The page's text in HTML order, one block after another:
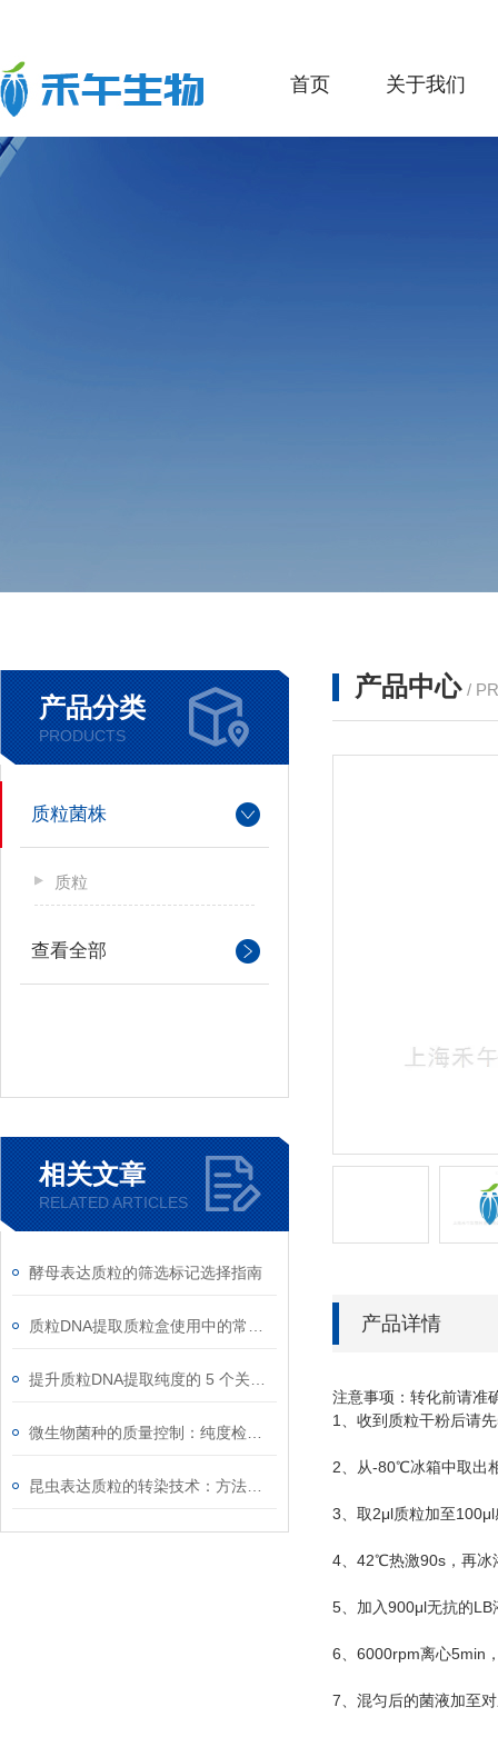
首页 关于我们
产品分类
PRODUCTS
质粒菌株
质粒
查看全部
相关文章
RELATED ARTICLES
酵母表达质粒的筛选标记选择指南
产品中心 /
产品详情
注意事项：转化前请准
1 、收到质粒干粉后请先
2、从-80℃冰箱中取出
3、取 2μl质粒加至 100μl
4、 42℃热激90s ，再冰
5、加入900μl无抗的LB
6、 6000rpm离心5min
7、混匀后的菌液加至